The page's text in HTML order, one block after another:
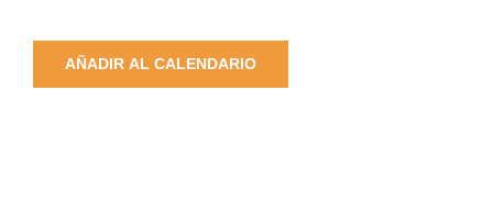
AÑADIR AL CALENDARIO